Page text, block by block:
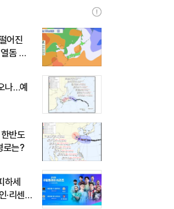
어진
돔 박
나…예
반도
로는?
하세
·리센느